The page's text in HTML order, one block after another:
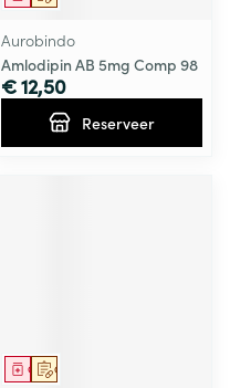
Aurobindo
Amlodipin AB 5mg Comp 98
€ 12,50
Reserveer
Op voorschrift
Geneesmiddel